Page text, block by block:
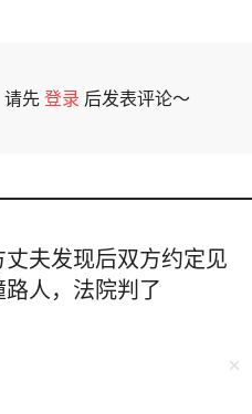
请先登录 后发表评论～
夫发现后双方约定见
人，法院判了